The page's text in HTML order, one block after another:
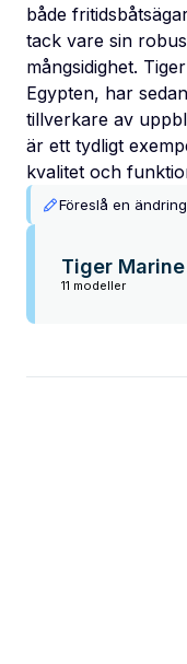
både
tack vare sin
mångsidighet.
Egypten, har
tillverkare av
är ett tydligt
kvalitet och
Föreslå en ändring
Tiger Marine
11 modeller